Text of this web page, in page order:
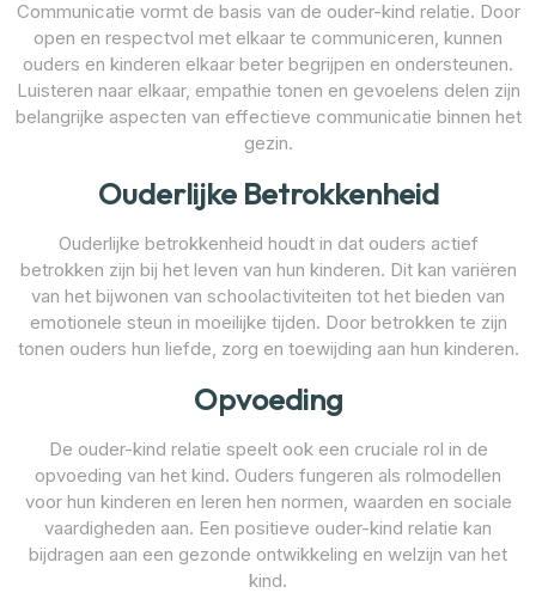
Communicatie vormt de basis van de ouder-kind relatie. Door
open en respectvol met elkaar te communiceren, kunnen
ouders en kinderen elkaar beter begrijpen en ondersteunen.
Luisteren naar elkaar, empathie tonen en gevoelens delen zijn
belangrijke aspecten van effectieve communicatie binnen het
gezin.
Ouderlijke Betrokkenheid
Ouderlijke betrokkenheid houdt in dat ouders actief
betrokken zijn bij het leven van hun kinderen. Dit kan variëren
van het bijwonen van schoolactiviteiten tot het bieden van
emotionele steun in moeilijke tijden. Door betrokken te zijn
tonen ouders hun liefde, zorg en toewijding aan hun kinderen.
Opvoeding
De ouder-kind relatie speelt ook een cruciale rol in de
opvoeding van het kind. Ouders fungeren als rolmodellen
voor hun kinderen en leren hen normen, waarden en sociale
vaardigheden aan. Een positieve ouder-kind relatie kan
bijdragen aan een gezonde ontwikkeling en welzijn van het
kind.